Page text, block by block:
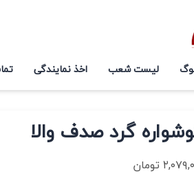
لیست شعب اخذ نمایندگی
گرد صدف والا
تومان